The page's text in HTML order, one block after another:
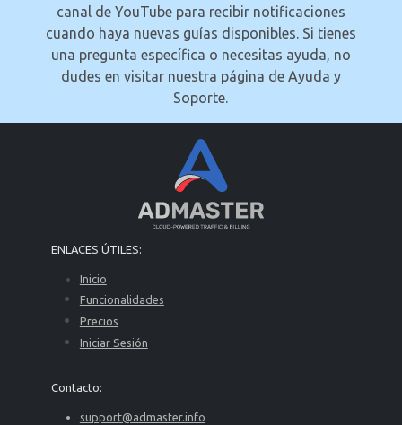
canal de YouTube para recibir notificaciones
cuando haya nuevas guías disponibles. Si tienes
una pregunta específica o necesitas ayuda, no
dudes en visitar nuestra página de Ayuda y
Soporte.
ENLACES ÚTILES:
Inicio
Funcionalidades
Precios
Iniciar Sesión
Contacto:
support@admaster.info